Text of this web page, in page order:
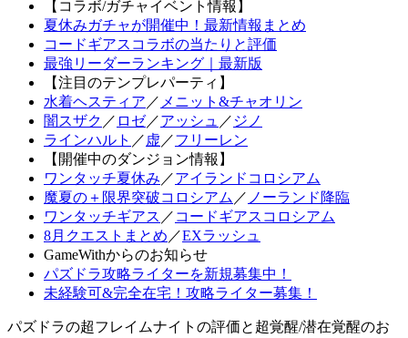
【コラボ/ガチャイベント情報】
夏休みガチャが開催中！最新情報まとめ
コードギアスコラボの当たりと評価
最強リーダーランキング｜最新版
【注目のテンプレパーティ】
水着ヘスティア ／ メニット&チャオリン
闇スザク ／ ロゼ／アッシュ ／ ジノ
ラインハルト ／ 虚 ／フリーレン
【開催中のダンジョン情報】
ワンタッチ夏休み ／アイランドコロシアム
魔夏の＋限界突破コロシアム ／ ノーランド降臨
ワンタッチギアス ／ コードギアスコロシアム
8月クエストまとめ ／EXラッシュ
GameWithからのお知らせ
パズドラ攻略ライターを新規募集中！
未経験可&完全在宅！攻略ライター募集！
パズドラの超フレイムナイトの評価と超覚醒/潜在覚醒のお